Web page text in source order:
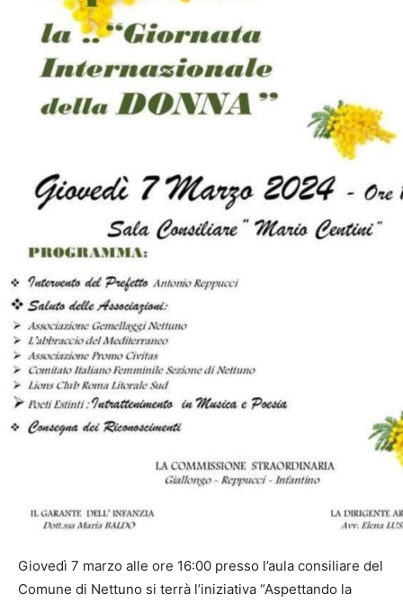
Giovedì 7 marzo alle ore 16:00 presso l’aula consiliare del
Comune di Nettuno si terrà l’iniziativa “Aspettando la